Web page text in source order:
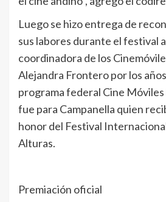
Luego se hizo entrega de
sus labores durante el festival
coordinadora de los
Alejandra Frontero por los
programa federal Cine
fue para Campanella quien
honor del Festival
Alturas.
Premiación oficial